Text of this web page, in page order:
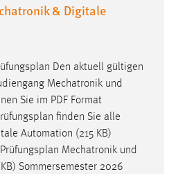
& Digitale
Den aktuell gültigen
Mechatronik und
Sie im PDF Format
finden Sie alle
Automation (215 KB)
Prüfungsplan Mechatronik und
Sommersemester 2026